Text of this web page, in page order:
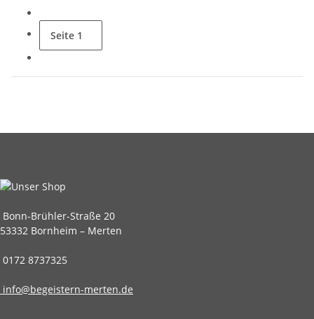
Seite 1
Bonn-Brühler-Straße 20
53332 Bornheim – Merten
0172 8737325
info@begeistern-merten.de